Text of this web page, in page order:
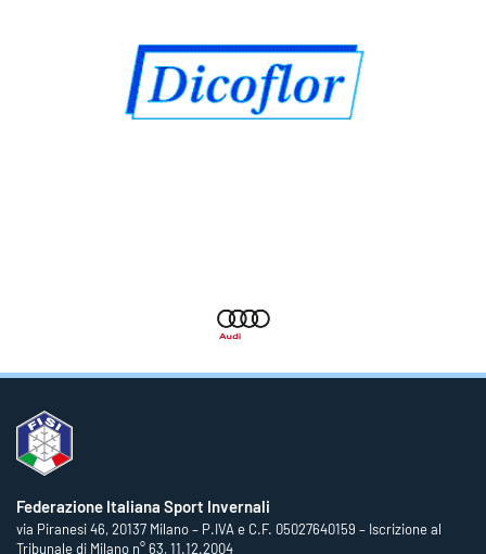
Federazione Italiana Sport Invernali
via Piranesi 46, 20137 Milano – P.IVA e C.F. 05027640159 – Iscrizione al
Tribunale di Milano n° 63, 11.12.2004